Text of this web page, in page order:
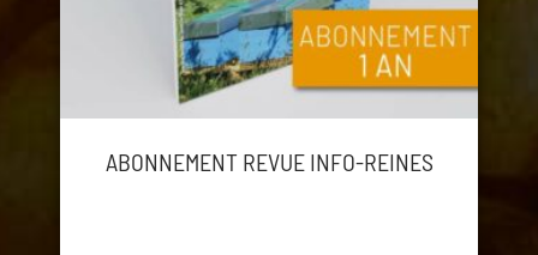
ABONNEMENT REVUE INFO-REINES